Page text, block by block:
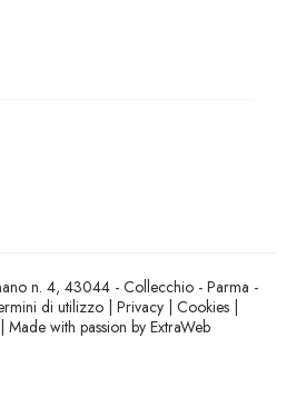
n. 4, 43044 - Collecchio - Parma -
di utilizzo| Privacy| Cookies|
| Made with passion byExtraWeb